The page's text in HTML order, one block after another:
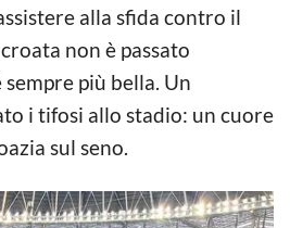
alla sfida contro il
non è passato
più bella. Un
i tifosi allo stadio: un cuore
sul seno.